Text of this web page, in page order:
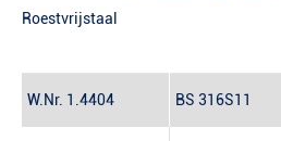
Roestvrijstaal
W.Nr. 1.4404 BS 316S11